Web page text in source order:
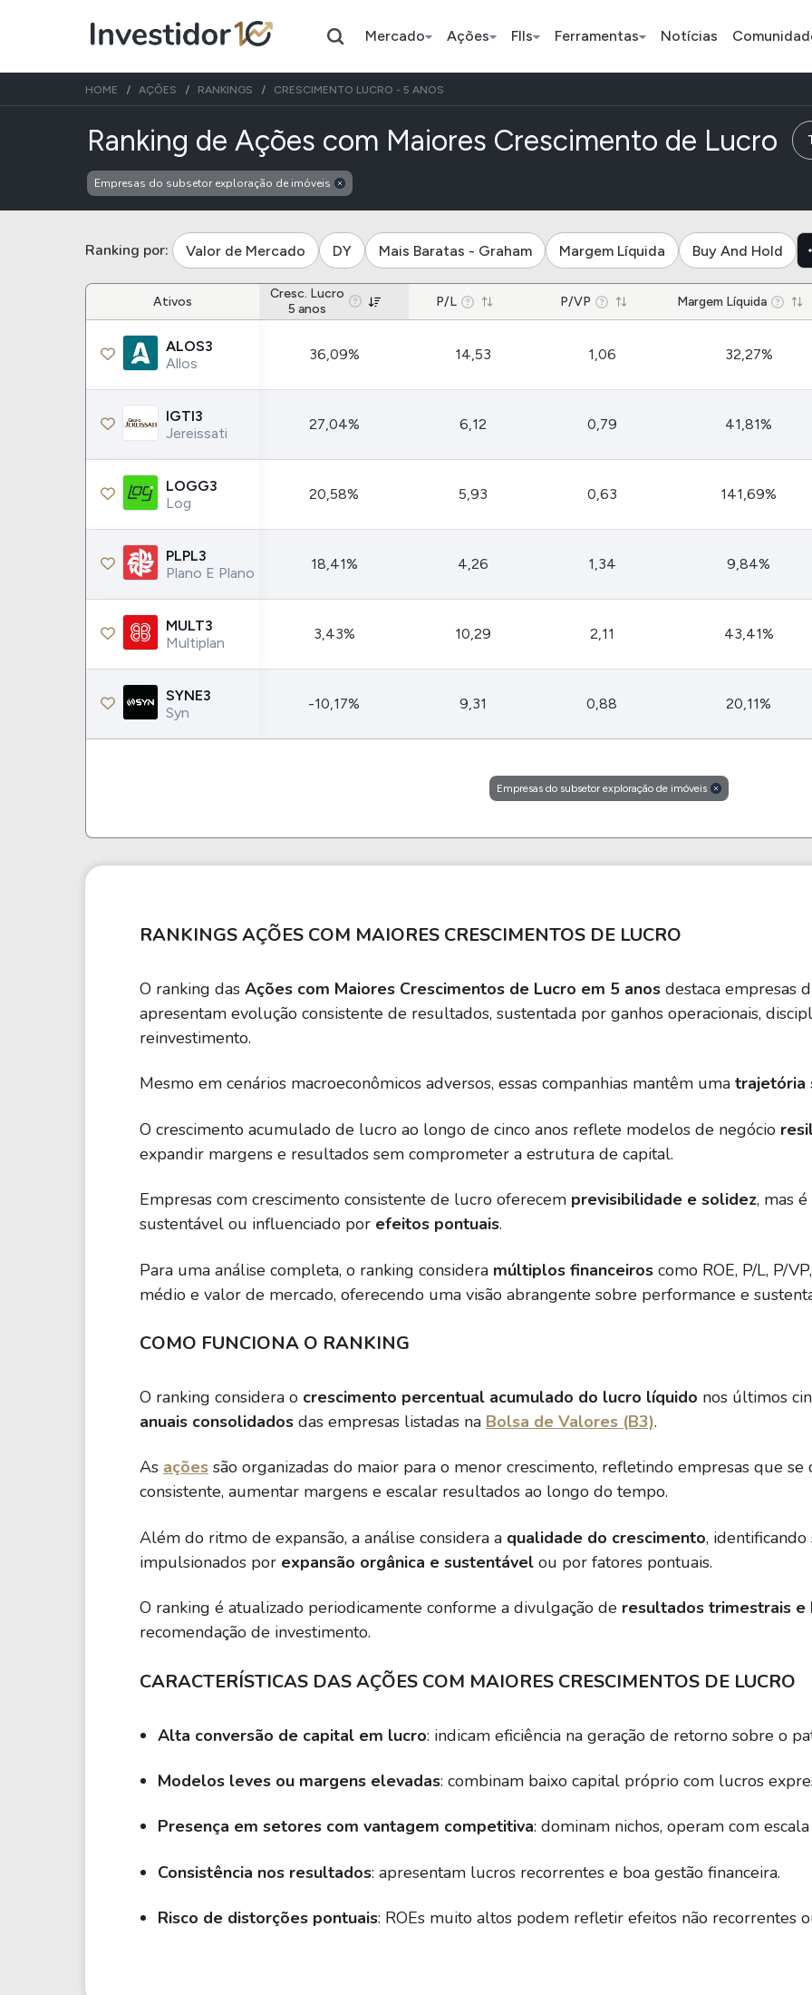
Mercado Ações FIIs Ferramentas Notícias
Assuntos do momento
Índice Ação
Petrobras
Ação
Bradesco
BDR
JBS
FII
TRXF11
Itausa
Weg
Klabin
Petrobrás
Ver todos
FIIs
RECR11
KNCR11
Ver todos
ETFs
IVVB11
GOLD11
XINA11
Ver todos
Stocks
Apple
Meta
Coca-Cola
Ver todos
Ethereum
Cardano
Ver todos
HOME AÇÕES RANKINGS CRESCIMENTO LUCRO - 5 ANOS
Ranking de Ações com Maiores Crescimento de Lucro
Empresas do subsetor exploração de imóveis
Ranking por: Valor de Mercado DY Mais Baratas - Graham Margem Líquida Buy And Hold
Ativos
Cresc. Lucro
5 anos
P/L P/VP Margem Líquida
ALOS3
Allos
36,09% 14,53 1,06 32,27%
IGTI3
Jereissati
27,04% 6,12 0,79 41,81%
LOGG3
Log
20,58% 5,93 0,63 141,69%
PLPL3
Plano E Plano
18,41% 4,26 1,34 9,84%
MULT3
Multiplan
3,43% 10,29 2,11 43,41%
SYNE3
Syn
-10,17% 9,31 0,88 20,11%
Empresas do subsetor exploração de imóveis
RANKINGS AÇÕES COM MAIORES CRESCIMENTOS DE LUCRO
O ranking das Ações com Maiores Crescimentos de Lucro em 5 anos destaca empresas
apresentam evolução consistente de resultados, sustentada por ganhos operacionais,
reinvestimento.
Mesmo em cenários macroeconômicos adversos, essas companhias mantêm uma trajetória
O crescimento acumulado de lucro ao longo de cinco anos reflete modelos de negócio
expandir margens e resultados sem comprometer a estrutura de capital.
Empresas com crescimento consistente de lucro oferecem previsibilidade e solidez, mas
sustentável ou influenciado por efeitos pontuais.
Para uma análise completa, o ranking considera múltiplos financeiros como ROE, P/L, P/
médio e valor de mercado, oferecendo uma visão abrangente sobre performance e
COMO FUNCIONA O RANKING
O ranking considera o crescimento percentual acumulado do lucro líquido nos últimos
anuais consolidados das empresas listadas na Bolsa de Valores (B3).
As ações são organizadas do maior para o menor crescimento, refletindo empresas que
consistente, aumentar margens e escalar resultados ao longo do tempo.
Além do ritmo de expansão, a análise considera a qualidade do crescimento,
impulsionados por expansão orgânica e sustentável ou por fatores pontuais.
O ranking é atualizado periodicamente conforme a divulgação de resultados trimestrais e
recomendação de investimento.
CARACTERÍSTICAS DAS AÇÕES COM MAIORES CRESCIMENTOS DE LUCRO
Alta conversão de capital em lucro: indicam eficiência na geração de retorno sobre o
Modelos leves ou margens elevadas: combinam baixo capital próprio com lucros
Presença em setores com vantagem competitiva: dominam nichos, operam com
Consistência nos resultados: apresentam lucros recorrentes e boa gestão financeira.
Risco de distorções pontuais: ROEs muito altos podem refletir efeitos não recorrentes